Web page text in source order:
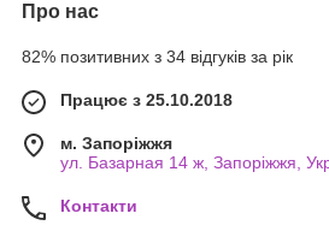
Про нас
82% позитивних з 34 відгуків за рік
Працює з 25.10.2018
м. Запоріжжя
ул. Базарная 14 ж, Запоріжжя,
Контакти